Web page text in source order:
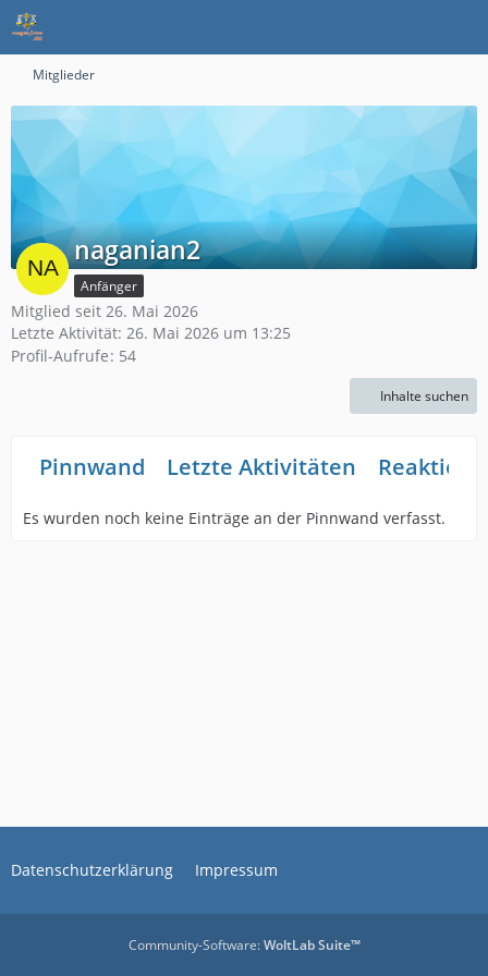
Mitglieder
naganian2
Anfänger
Mitglied seit 26. Mai 2026
Letzte Aktivität: 26. Mai 2026 um 13:25
Profil-Aufrufe 54
Inhalte suchen
Pinnwand Letzte Aktivitäten
Es wurden noch keine Einträge an der Pinnwand verfasst.
Datenschutzerklärung Impressum
Community-Software:WoltLab Suite™